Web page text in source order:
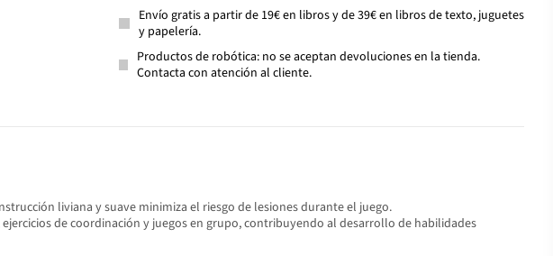
Envío gratis a partir de 19€ en libros y de 39€ en libros de texto, juguetes
y papelería.
Productos de robótica: no se aceptan devoluciones en la tienda.
Contacta con atención al cliente.
liviana y suave minimiza el riesgo de lesiones durante el juego.
de coordinación y juegos en grupo, contribuyendo al desarrollo de habilidades